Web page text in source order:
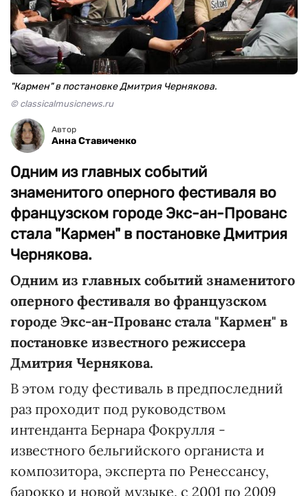
"Кармен" в постановке Дмитрия Чернякова.
© classicalmusicnews.ru
Автор
Анна Ставиченко
Одним из главных событий
знаменитого оперного фестиваля во
французском городе Экс-ан-Прованс
стала "Кармен" в постановке Дмитрия
Чернякова.
Одним из главных событий знаменитого
оперного фестиваля во французском
городе Экс-ан-Прованс стала "Кармен" в
постановке известного режиссера
Дмитрия Чернякова.
В этом году фестиваль в предпоследний
раз проходит под руководством
интенданта Бернара Фокрулля -
известного бельгийского органиста и
композитора, эксперта по Ренессансу,
барокко и новой музыке, с 2001 по 2009